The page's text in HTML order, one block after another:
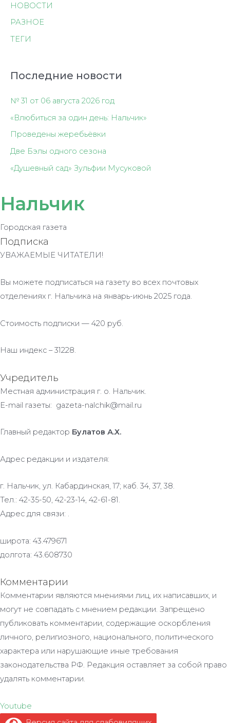
НОВОСТИ
РАЗНОЕ
ТЕГИ
Последние новости
№ 31 от 06 августа 2026 год
«Влюбиться за один день: Нальчик»
Проведены жеребьёвки
Две Бэлы одного сезона
«Душевный сад» Зульфии Мусуковой
Нальчик
Городская газета
Подписка
УВАЖАЕМЫЕ ЧИТАТЕЛИ!
Вы можете подписаться на газету во всех почтовых
отделениях г. Нальчика на январь-июнь 2025 года.
Стоимость подписки — 420 руб.
Наш индекс – 31228.
Учредитель
Местная администрация г. о. Нальчик.
E-mail газеты: gazeta-nalchik@mail.ru
Главный редактор Булатов А.Х.
Адрес редакции и издателя:
г. Нальчик, ул. Кабардинская, 17; каб. 34, 37, 38.
Тел.: 42-35-50, 42-23-14, 42-61-81.
Адрес для связи: .
широта: 43.479671
долгота: 43.608730
Комментарии
Комментарии являются мнениями лиц, их написавших, и
могут не совпадать с мнением редакции. Запрещено
публиковать комментарии, содержащие оскорбления
личного, религиозного, национального, политического
характера или нарушающие иные требования
законодательства РФ. Редакция оставляет за собой право
удалять комментарии.
Youtube